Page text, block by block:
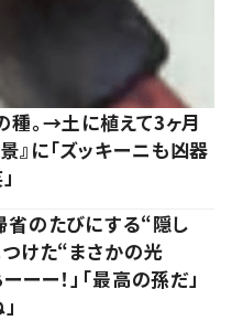
種。→土に植えて3ヶ月
に「ズッキーニも凶器
のたびにする“隠し
けた“まさかの光
ー！」「最高の孫だ」